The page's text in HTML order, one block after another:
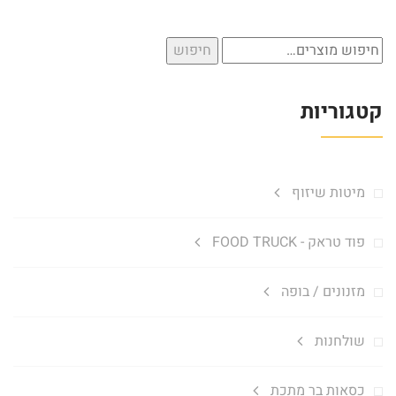
חיפוש
עבור:
חיפוש
קטגוריות
מיטות שיזוף
פוד טראק - FOOD TRUCK
מזנונים / בופה
שולחנות
כסאות בר מתכת